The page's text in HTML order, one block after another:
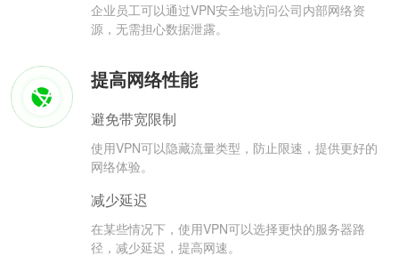
企业员工可以通过VPN安全地访问公司内部网络资
源，无需担心数据泄露。
提高网络性能
避免带宽限制
使用VPN可以隐藏流量类型，防止限速，提供更好的
网络体验。
减少延迟
在某些情况下，使用VPN可以选择更快的服务器路
径，减少延迟，提高网速。